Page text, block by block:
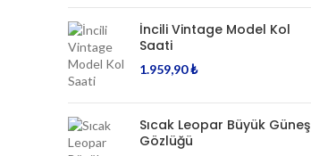
İncili Vintage Model Kol
Saati
1.959,90₺
Sıcak Leopar Büyük Güneş
Gözlüğü